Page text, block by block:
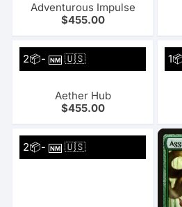
Adventurous Impulse
$455.00
2📦-NM 🇺🇸
Aether Hub
$455.00
2📦-NM 🇺🇸